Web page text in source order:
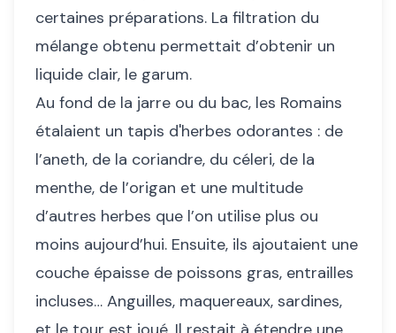
certaines préparations. La filtration du
mélange obtenu permettait d’obtenir un
liquide clair, le garum.
Au fond de la jarre ou du bac, les Romains
étalaient un tapis d'herbes odorantes : de
l’aneth, de la coriandre, du céleri, de la
menthe, de l’origan et une multitude
d’autres herbes que l’on utilise plus ou
moins aujourd’hui. Ensuite, ils ajoutaient une
couche épaisse de poissons gras, entrailles
incluses… Anguilles, maquereaux, sardines,